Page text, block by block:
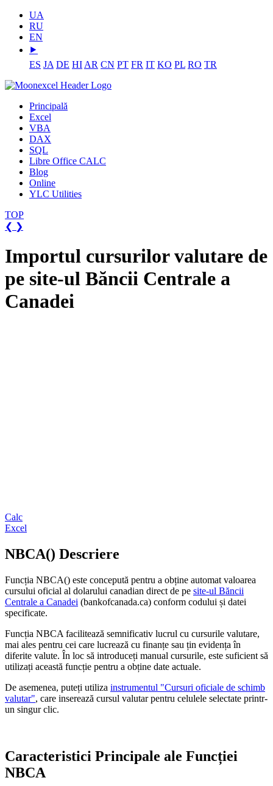
UA
RU
EN
⯈
ES JA DE HI AR CN PT FR IT KO PL RO TR
Principală
Excel
VBA
DAX
SQL
Libre Office CALC
Blog
Online
YLC Utilities
TOP
❮ ❯
Importul cursurilor valutare de
pe site-ul Băncii Centrale a
Canadei
Calc
Excel
NBCA() Descriere
Funcția NBCA() este concepută pentru a obține automat valoarea
cursului oficial al dolarului canadian direct de pe site-ul Băncii
Centrale a Canadei (bankofcanada.ca) conform codului și datei
specificate.
Funcția NBCA facilitează semnificativ lucrul cu cursurile valutare,
mai ales pentru cei care lucrează cu finanțe sau țin evidența în
diferite valute. În loc să introduceți manual cursurile, este suficient să
utilizați această funcție pentru a obține date actuale.
De asemenea, puteți utiliza instrumentul "Cursuri oficiale de schimb
valutar", care inserează cursul valutar pentru celulele selectate printr-
un singur clic.
Caracteristici Principale ale Funcției
NBCA